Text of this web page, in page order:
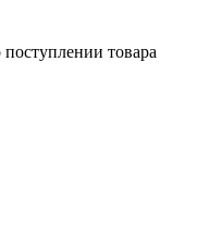
товара